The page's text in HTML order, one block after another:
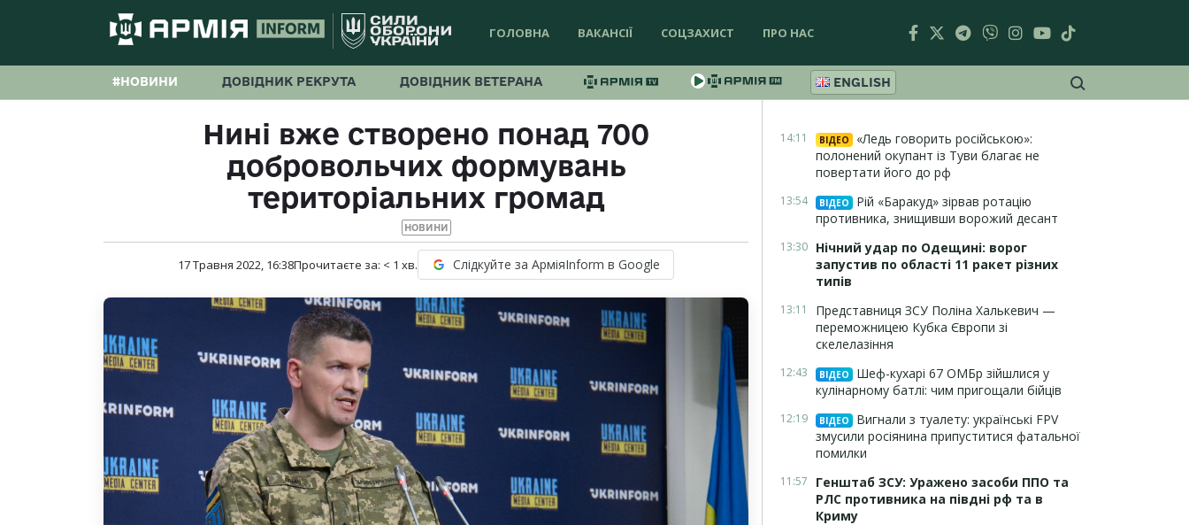
ГОЛОВНА ВАКАНСІЇ СОЦЗАХИСТ ПРО НАС
#НОВИНИ ДОВІДНИК РЕКРУТА ДОВІДНИК ВЕТЕРАНА ENGLISH
Нині вже створено понад 700
добровольчих формувань
територіальних громад
НОВИНИ
17 Травня 2022, 16:38Прочитаєте за: < 1 хв. Слідкуйте за АрміяInform в Google
14:11 ВІДЕО
«Ледь говорить російською»:
полонений окупант із Туви благає не
повертати його до рф
13:54 ВІДЕО
Рій «Баракуд» зірвав ротацію
противника, знищивши ворожий десант
13:30 Нічний удар по Одещині: ворог
запустив по області 11 ракет різних
типів
13:11
Представниця ЗСУ Поліна Халькевич —
переможницею Кубка Європи зі
скелелазіння
12:43 ВІДЕО
Шеф-кухарі 67 ОМБр зійшлися у
кулінарному батлі: чим пригощали бійців
12:19 ВІДЕО
Вигнали з туалету: українські FPV
змусили росіянина припуститися фатальної
помилки
11:57
Генштаб ЗСУ: Уражено засоби ППО та
РЛС противника на півдні рф та в
Криму